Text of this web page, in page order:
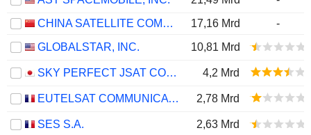
CHINA SATELLITE COMMUNICATIONS CO., LTD.
17,16 Mrd
-
GLOBALSTAR, INC.
10,81 Mrd
SKY PERFECT JSAT CORPORATION 4,2 Mrd
EUTELSAT COMMUNICATIONS 2,78 Mrd
SES S.A.
2,63 Mrd